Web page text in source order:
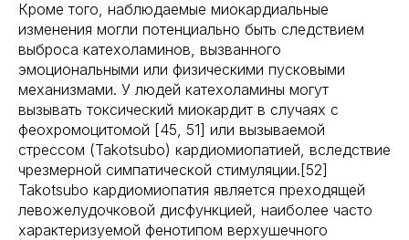
Кроме того, наблюдаемые миокардиальные
изменения могли потенциально быть следствием
выброса катехоламинов, вызванного
эмоциональными или физическими пусковыми
механизмами. У людей катехоламины могут
вызывать токсический миокардит в случаях с
феохромоцитомой [45, 51] или вызываемой
стрессом (Takotsubo) кардиомиопатией, вследствие
чрезмерной симпатической стимуляции.[52]
Takotsubo кардиомиопатия является преходящей
левожелудочковой дисфункцией, наиболее часто
характеризуемой фенотипом верхушечного